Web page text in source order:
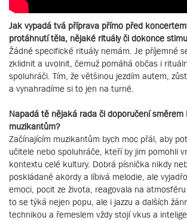
Jak vypadá tvá příprava přímo před
protáhnutí těla, nějaké rituály či dokonce
Žádné specifické rituály nemám. Je příjemné
zklidnit a uvolnit, čemuž pomáhá občas i
spoluhráči. Tím, že většinou jezdím autem,
a vynahradíme si to jen na turné.
Napadá tě nějaká rada či doporučení směrem
muzikantům?
Začínajícím muzikantům bych moc přál, aby
učitele nebo spoluhráče, kteří by jim pomohli
kontextu celé kultury. Dobrá písnička nikdy
poskládané akordy a líbivá melodie, ale
emoci, pocit ze života, reagovala na
to se týká nejen popu, ale i jazzu a dalších
technikou a řemeslem vždy stojí vkus a